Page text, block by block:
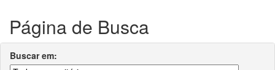
Página de Busca
Buscar em: